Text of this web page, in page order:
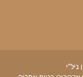
ניל"י